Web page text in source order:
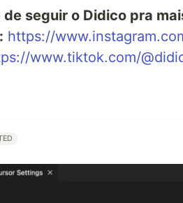
seguir o Didico pra
https://
www.tiktok.com/